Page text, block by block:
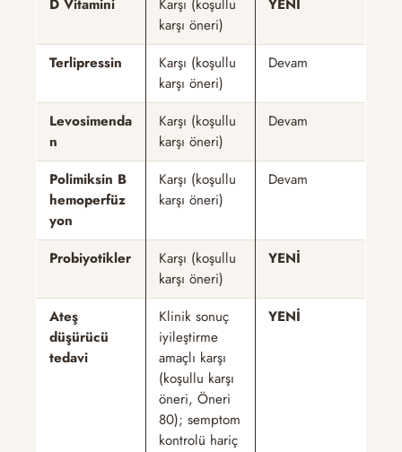
D Vitamini
Karşı (koşullu
karşı öneri)
YENİ
Terlipressin
Karşı (koşullu
karşı öneri)
Devam
Levosimenda
n
Karşı (koşullu
karşı öneri)
Devam
Polimiksin B
hemoperfüz
yon
Karşı (koşullu
karşı öneri)
Devam
Probiyotikler
Karşı (koşullu
karşı öneri)
YENİ
Ateş
düşürücü
tedavi
Klinik sonuç
iyileştirme
amaçlı karşı
(koşullu karşı
öneri, Öneri
80); semptom
kontrolü hariç
YENİ